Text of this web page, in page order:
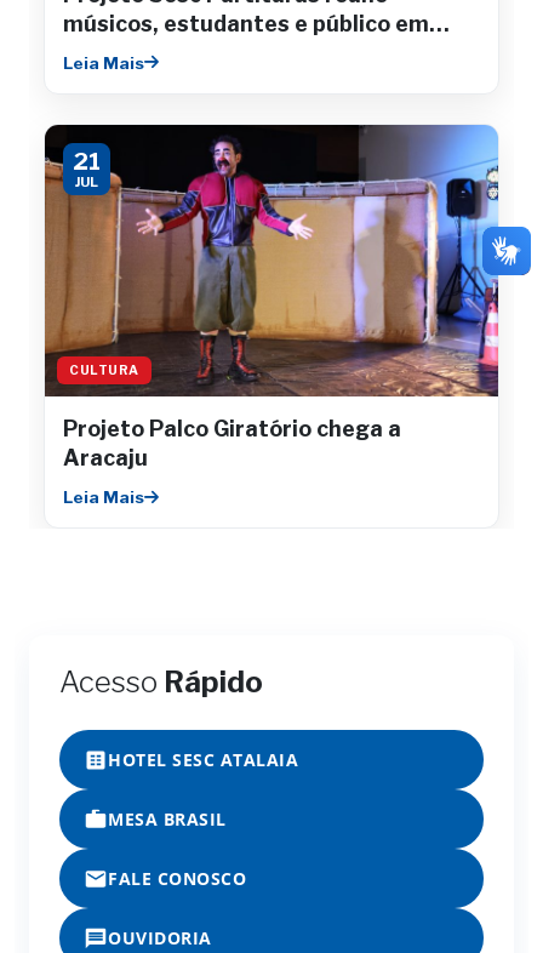
músicos, estudantes e público em
concertos gratuitos
Leia Mais
21
JUL
CULTURA
Projeto Palco Giratório chega a
Aracaju
Leia Mais
Acesso Rápido
HOTEL SESC ATALAIA
MESA BRASIL
FALE CONOSCO
OUVIDORIA